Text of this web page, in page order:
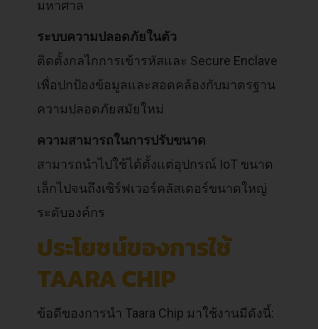
มหาศาล
ระบบความปลอดภัยในตัว
ติดตั้งกลไกการเข้ารหัสและ Secure Enclave
เพื่อปกป้องข้อมูลและสอดคล้องกับมาตรฐาน
ความปลอดภัยสมัยใหม่
ความสามารถในการปรับขนาด
สามารถนำไปใช้ได้ตั้งแต่อุปกรณ์ IoT ขนาด
เล็กไปจนถึงเซิร์ฟเวอร์คลัสเตอร์ขนาดใหญ่
ระดับองค์กร
ประโยชน์ของการใช้
TAARA CHIP
ข้อดีของการนำ Taara Chip มาใช้งานมีดังนี้: